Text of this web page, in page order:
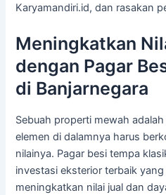
Karyamandiri.id, dan rasakan
Meningkatkan
dengan Pagar
di Banjarnegara
Sebuah properti mewah
elemen di dalamnya harus
nilainya. Pagar besi tempa
investasi eksterior terbaik
meningkatkan nilai jual dan